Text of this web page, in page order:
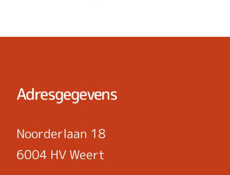
Adresgegevens
Noorderlaan 18
6004 HV Weert